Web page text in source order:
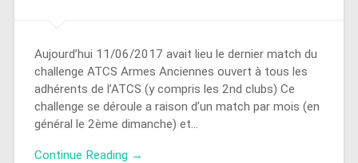
Aujourd’hui 11/06/2017 avait lieu le dernier match du
challenge ATCS Armes Anciennes ouvert à tous les
adhérents de l’ATCS (y compris les 2nd clubs) Ce
challenge se déroule a raison d’un match par mois (en
général le 2ème dimanche) et…
Continue Reading →